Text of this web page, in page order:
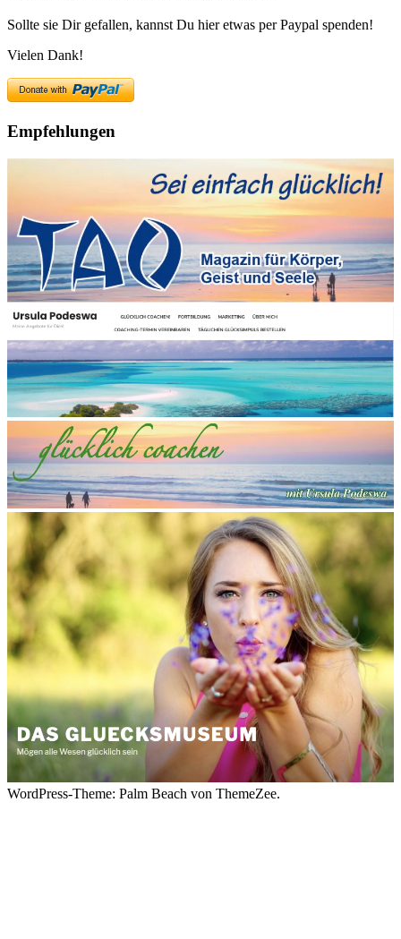
Sollte sie Dir gefallen, kannst Du hier etwas per Paypal spenden!
Vielen Dank!
Empfehlungen
WordPress-Theme: Palm Beach von ThemeZee.